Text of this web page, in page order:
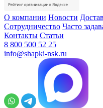
О компании Новости
Сотрудничество Часто
Контакты Статьи
8 800 500 52 25
info@shapki-nsk.ru